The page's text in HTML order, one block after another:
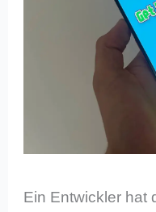
Ein Entwickler hat